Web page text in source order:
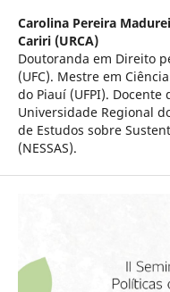
Carolina Pereira
Cariri (URCA)
Doutoranda em Direito
(UFC). Mestre em
do Piauí (UFPI).
Universidade Regional
de Estudos sobre
(NESSAS).